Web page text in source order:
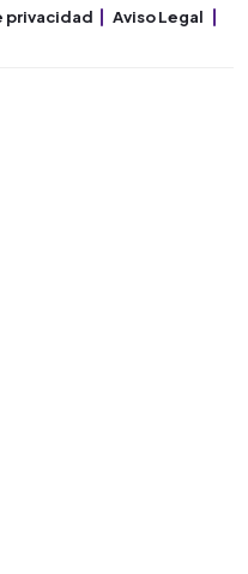
privacidad Aviso Legal